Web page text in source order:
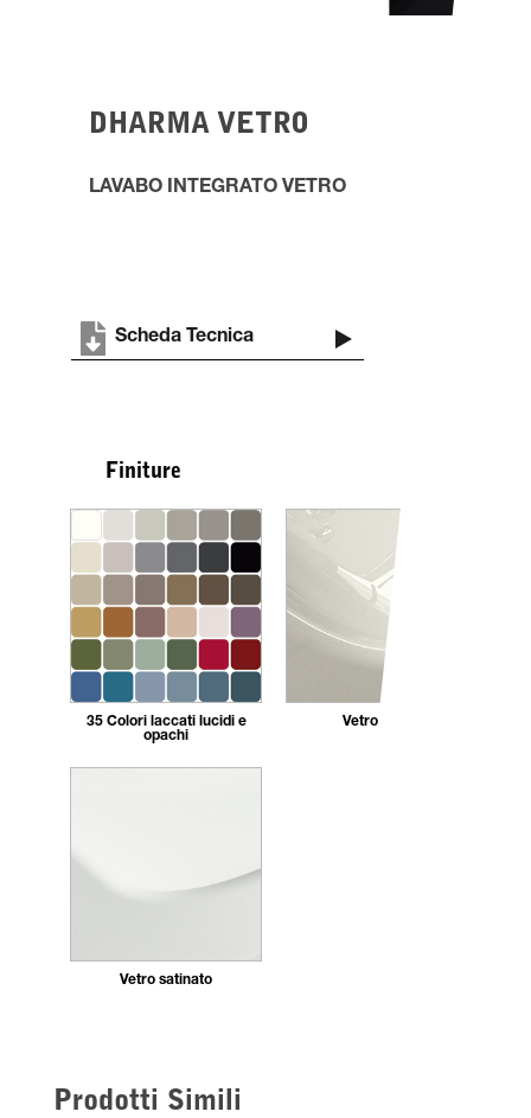
DHARMA VETRO
LAVABO INTEGRATO VETRO
Scheda Tecnica
Finiture
35 Colori laccati lucidi e
opachi
Vetro lucido
Vetro satinato
Prodotti Simili